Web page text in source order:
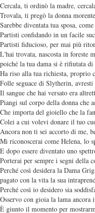
Cercala, ti ordinò la madre,
Trovala, ti pregò la donna
Sarebbe diventata tua sposa,
Partisti confidando in un facile
Partisti fiducioso, per mai più
L'hai trovata, nascosta in foreste
poiché la tua dama si è rifiutata di
Ha riso alla tua richiesta, proprio
Folle seguace di Slytherin,
Il sangue che hai versato era
Piangi sul corpo della donna che
Che importa del gioiello che la
Colei a cui volevi donare il tuo
Ancora non ti sei accorto di me,
Mi riconoscerai come Helena, lo
E dopo essere diventato uno
Porterai per sempre i segni della
Perché così desidera la Dama
pagato con la vita la sua
Perché così io desidero sia
Osservo con gioia la lama
È giunto il momento per